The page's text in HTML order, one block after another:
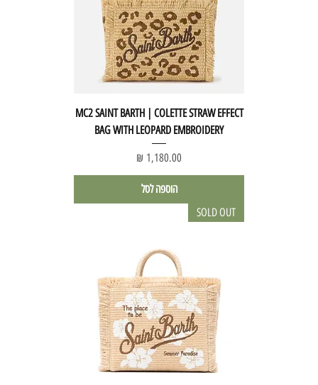
MC2 SAINT BARTH | COLETTE STRAW EFFECT
BAG WITH LEOPARD EMBROIDERY
מחיר
הוספה לסל
SOLD OUT